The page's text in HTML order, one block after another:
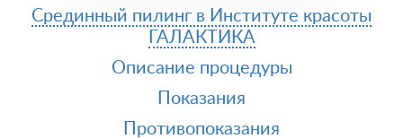
Срединный пилинг в Институте красоты
ГАЛАКТИКА
Описание процедуры
Показания
Противопоказания